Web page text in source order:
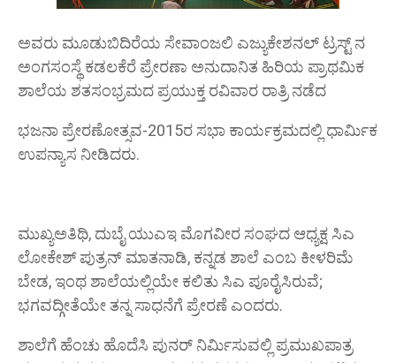
ಅವರು ಮೂಡುಬಿದಿರೆಯ ಸೇವಾಂಜಲಿ ಎಜ್ಯುಕೇಶನಲ್ ಟ್ರಸ್ಟ್ ನ
ಅಂಗಸಂಸ್ಥೆ ಕಡಲಕೆರೆ ಪ್ರೇರಣಾ ಅನುದಾನಿತ ಹಿರಿಯ ಪ್ರಾಥಮಿಕ
ಶಾಲೆಯ ಶತಸಂಭ್ರಮದ ಪ್ರಯುಕ್ತ ರವಿವಾರ ರಾತ್ರಿ ನಡೆದ
ಭಜನಾ ಪ್ರೇರಣೋತ್ಸವ-2015ರ ಸಭಾ ಕಾರ್ಯಕ್ರಮದಲ್ಲಿ ಧಾರ್ಮಿಕ
ಉಪನ್ಯಾಸ ನೀಡಿದರು.
ಮುಖ್ಯಅತಿಥಿ, ದುಬೈ ಯುಎಇ ಮೊಗವೀರ ಸಂಘದ ಆಧ್ಯಕ್ಷ ಸಿಎ
ಲೋಕೇಶ್ ಪುತ್ರನ್ ಮಾತನಾಡಿ, ಕನ್ನಡ ಶಾಲೆ ಎಂಬ ಕೀಳರಿಮೆ
ಬೇಡ, ಇಂಥ ಶಾಲೆಯಲ್ಲಿಯೇ ಕಲಿತು ಸಿಎ ಪೂರೈಸಿರುವೆ;
ಭಗವದ್ಗೀತೆಯೇ ತನ್ನ ಸಾಧನೆಗೆ ಪ್ರೇರಣೆ ಎಂದರು.
ಶಾಲೆಗೆ ಹೆಂಚು ಹೊದೆಸಿ ಪುನರ್ ನಿರ್ಮಿಸುವಲ್ಲಿ ಪ್ರಮುಖಪಾತ್ರ